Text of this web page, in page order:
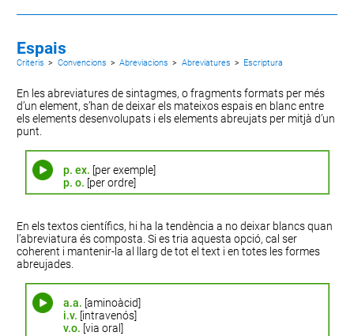
Espais
Criteris > Convencions > Abreviacions > Abreviatures > Escriptura
En les abreviatures de sintagmes, o fragments formats per més
d’un element, s’han de deixar els mateixos espais en blanc entre
els elements desenvolupats i els elements abreujats per mitjà d’un
punt.
p. ex. [per exemple]
p. o. [per ordre]
En els textos científics, hi ha la tendència a no deixar blancs quan
l’abreviatura és composta. Si es tria aquesta opció, cal ser
coherent i mantenir-la al llarg de tot el text i en totes les formes
abreujades.
a.a. [aminoàcid]
i.v. [intravenós]
v.o. [via oral]